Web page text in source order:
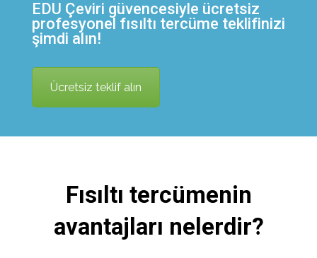
EDU Çeviri güvencesiyle ücretsiz
profesyonel fısıltı tercüme teklifinizi
şimdi alın!
Ücretsiz teklif alın
Fısıltı tercümenin
avantajları nelerdir?